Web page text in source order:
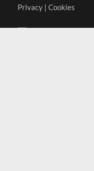
Privacy | Cookies